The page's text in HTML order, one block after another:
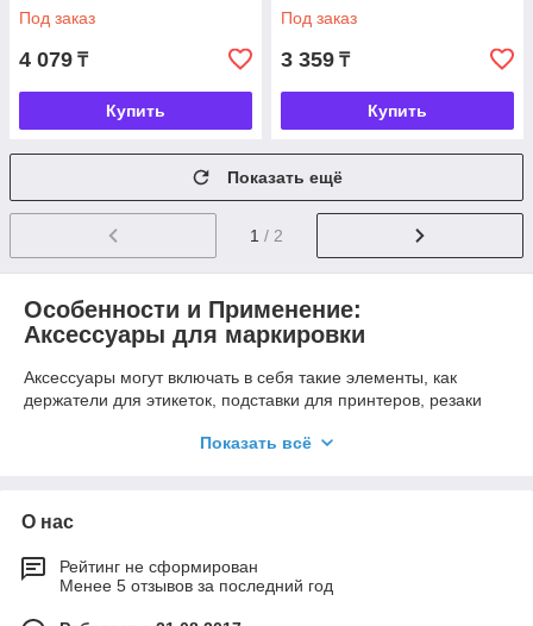
Под заказ
4 079 ₸
Купить
Под заказ
3 359 ₸
Купить
Показать ещё
1 / 2
Особенности и Применение:
Аксессуары для маркировки
Аксессуары могут включать в себя такие элементы, как
держатели для этикеток, подставки для принтеров, резаки
которые делают процесс маркировки более эффективным.
Широкий ассортимент аксессуаров для маркировки.
международным стандартам.
Показать всё
О нас
Рейтинг не сформирован
Менее 5 отзывов за последний год